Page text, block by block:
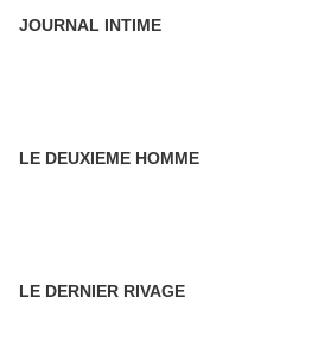
JOURNAL INTIME
LE DEUXIEME HOMME
LE DERNIER RIVAGE